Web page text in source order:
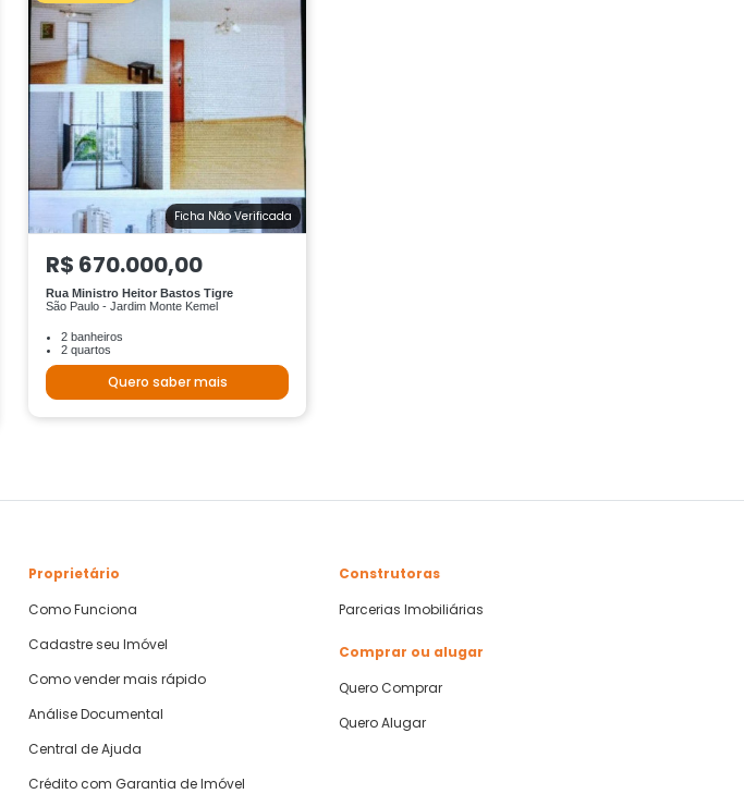
Ficha Não Verificada
R$ 670.000,00
Rua Ministro Heitor Bastos Tigre
São Paulo - Jardim Monte Kemel
2 banheiros
2 quartos
Quero saber mais
Proprietário
Como Funciona
Cadastre seu Imóvel
Como vender mais rápido
Análise Documental
Central de Ajuda
Crédito com Garantia de Imóvel
Construtoras
Parcerias Imobiliárias
Comprar ou alugar
Quero Comprar
Quero Alugar